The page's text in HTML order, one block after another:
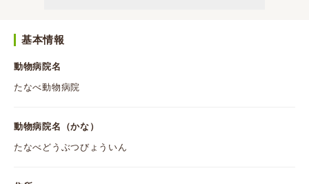
基本情報
動物病院名
たなべ動物病院
動物病院名（かな）
たなべどうぶつびょういん